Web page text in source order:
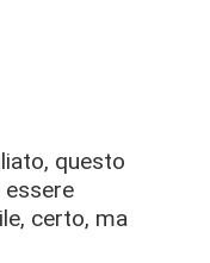
questo
certo, ma